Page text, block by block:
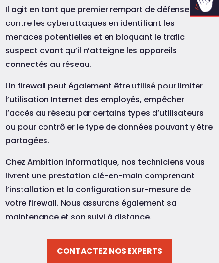
Il agit en tant que premier rempart de défense
contre les cyberattaques en identifiant les
menaces potentielles et en bloquant le trafic
suspect avant qu’il n’atteigne les appareils
connectés au réseau.
Un firewall peut également être utilisé pour limiter
l’utilisation Internet des employés, empêcher
l’accès au réseau par certains types d’utilisateurs
ou pour contrôler le type de données pouvant y être
partagées.
Chez Ambition Informatique, nos techniciens vous
livrent une prestation clé-en-main comprenant
l’installation et la configuration sur-mesure de
votre firewall. Nous assurons également sa
maintenance et son suivi à distance.
CONTACTEZ NOS EXPERTS